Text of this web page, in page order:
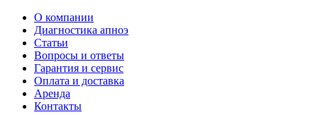
О компании
Диагностика апноэ
Статьи
Вопросы и ответы
Гарантия и сервис
Оплата и доставка
Аренда
Контакты